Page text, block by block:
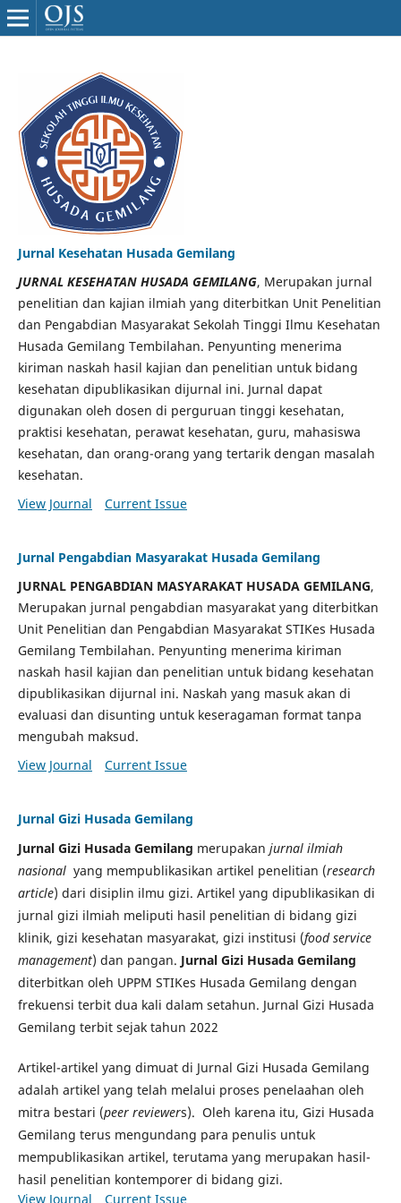
Jurnal Kesehatan Husada Gemilang
JURNAL KESEHATAN HUSADA GEMILANG, Merupakan jurnal
penelitian dan kajian ilmiah yang diterbitkan Unit Penelitian
dan Pengabdian Masyarakat Sekolah Tinggi Ilmu Kesehatan
Husada Gemilang Tembilahan. Penyunting menerima
kiriman naskah hasil kajian dan penelitian untuk bidang
kesehatan dipublikasikan dijurnal ini. Jurnal dapat
digunakan oleh dosen di perguruan tinggi kesehatan,
praktisi kesehatan, perawat kesehatan, guru, mahasiswa
kesehatan, dan orang-orang yang tertarik dengan masalah
kesehatan.
View Journal
Current Issue
Jurnal Pengabdian Masyarakat Husada Gemilang
JURNAL PENGABDIAN MASYARAKAT HUSADA GEMILANG,
Merupakan jurnal pengabdian masyarakat yang diterbitkan
Unit Penelitian dan Pengabdian Masyarakat STIKes Husada
Gemilang Tembilahan. Penyunting menerima kiriman
naskah hasil kajian dan penelitian untuk bidang kesehatan
dipublikasikan dijurnal ini. Naskah yang masuk akan di
evaluasi dan disunting untuk keseragaman format tanpa
mengubah maksud.
View Journal
Current Issue
Jurnal Gizi Husada Gemilang
Jurnal Gizi Husada Gemilang merupakan jurnal ilmiah
nasionalyang mempublikasikan artikel penelitian (research
article) dari disiplin ilmu gizi. Artikel yang dipublikasikan di
jurnal gizi ilmiah meliputi hasil penelitian di bidang gizi
klinik, gizi kesehatan masyarakat, gizi institusi (food service
management) dan pangan. Jurnal Gizi Husada Gemilang
diterbitkan oleh UPPM STIKes Husada Gemilang dengan
frekuensi terbit dua kali dalam setahun. Jurnal Gizi Husada
Gemilang terbit sejak tahun 2022
Artikel-artikel yang dimuat di Jurnal Gizi Husada Gemilang
adalah artikel yang telah melalui proses penelaahan oleh
mitra bestari (peer reviewers). Oleh karena itu, Gizi Husada
Gemilang terus mengundang para penulis untuk
mempublikasikan artikel, terutama yang merupakan hasil-
hasil penelitian kontemporer di bidang gizi.
View Journal
Current Issue